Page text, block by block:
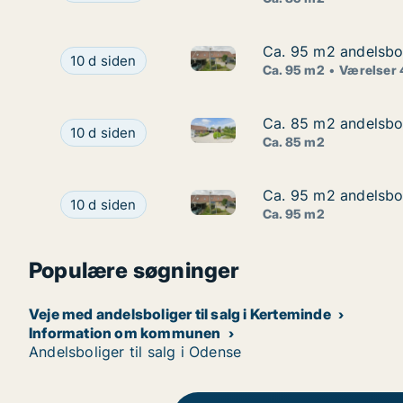
Ca. 95 m2 andelsbolig til salg i 5250 Odense SV,
10 d siden Ca. 95 m2 andelsbolig til salg
Ca. 95 m2
Ca. 95 m2
Ca. 95 m2 Værelser
Ca. 85 m2 andelsbolig til salg i 5883 Oure,
10 d siden Ca. 85 m2 andelsbolig til
Ca. 85 m2
Ca. 85 m2
Ca. 85 m2
Ca. 95 m2 andelsbolig til salg i 5250 Odense SV,
10 d siden Ca. 95 m2 andelsbolig til salg
Ca. 95 m2
Ca. 95 m2
Ca. 95 m2
Populære søgninger
Veje med andelsboliger til salg i Kerteminde
Information om kommunen
Andelsboliger til salg i Odense